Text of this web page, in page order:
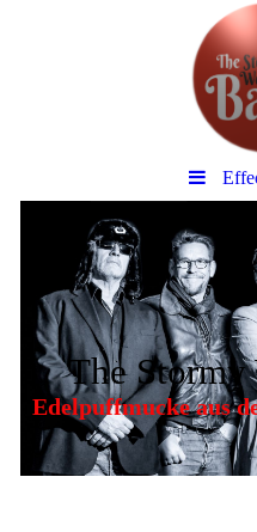
The Stormy
Edelpuffmucke aus